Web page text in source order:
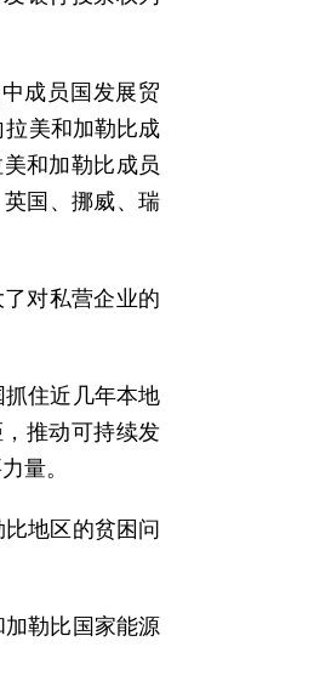
成员国发展贸
美和加勒比成
和加勒比成员
国、挪威、瑞
对私营企业的
住近几年本地
推动可持续发
量。
地区的贫困问
勒比国家能源